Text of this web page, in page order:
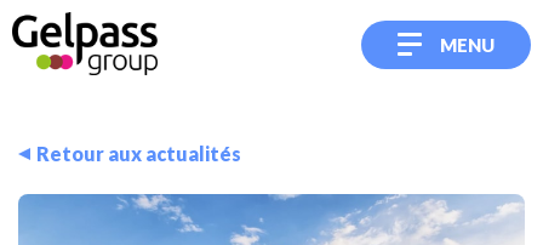
MENU
Retour aux actualités